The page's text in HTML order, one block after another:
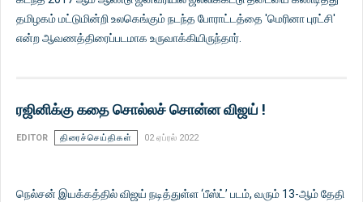
தமிழகம் மட்டுமின்றி உலகெங்கும் நடந்த போராட்டத்தை 'மெரினா புரட்சி'
என்ற ஆவணத்திரைப்படமாக உருவாக்கியிருந்தார்.
ரஜினிக்கு கதை சொல்லச் சொன்ன விஜய் !
EDITOR திரைச்செய்திகள் 02 ஏப்ரல் 2022
நெல்சன் இயக்கத்தில் விஜய் நடித்துள்ள ‘பீஸ்ட்’ படம், வரும் 13-ஆம் தேதி